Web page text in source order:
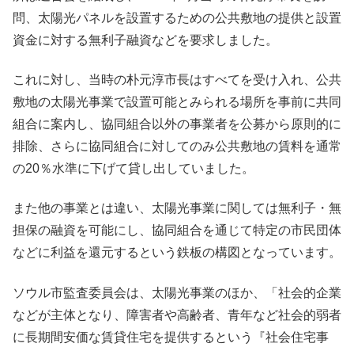
問、太陽光パネルを設置するための公共敷地の提供と設置
資金に対する無利子融資などを要求しました。
これに対し、当時の朴元淳市長はすべてを受け入れ、公共
敷地の太陽光事業で設置可能とみられる場所を事前に共同
組合に案内し、協同組合以外の事業者を公募から原則的に
排除、さらに協同組合に対してのみ公共敷地の賃料を通常
の20％水準に下げて貸し出していました。
また他の事業とは違い、太陽光事業に関しては無利子・無
担保の融資を可能にし、協同組合を通じて特定の市民団体
などに利益を還元するという鉄板の構図となっています。
ソウル市監査委員会は、太陽光事業のほか、「社会的企業
などが主体となり、障害者や高齢者、青年など社会的弱者
に長期間安価な賃貸住宅を提供するという『社会住宅事